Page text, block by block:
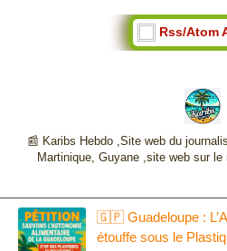
Rss/Atom
📰 Karibs Hebdo ,Site web du
Martinique, Guyane ,site web sur
🇬🇵 Guadeloupe :
étouffe sous le